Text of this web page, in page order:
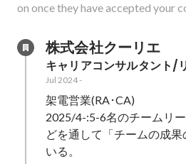
on once they have accepted your
株式会社クーリエ
キャリアコンサルタント/
Jul 2024-
架電営業(RA･CA)
2025/4-:5-6名のチームリ
どを通して「チームの成
いる。